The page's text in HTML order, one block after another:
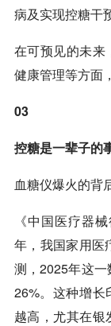
病及实现控糖干
在可预见的未来
健康管理等方面
03
控糖是一辈子的
血糖仪爆火的背
《中国医疗器
年，我国家用医
测，2025年这
26%。这种增长
越高，尤其在